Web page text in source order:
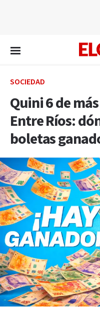
SOCIEDAD
Quini 6 de
Entre Ríos:
boletas